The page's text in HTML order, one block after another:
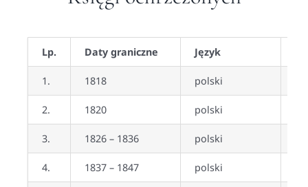
Lp. Daty graniczne Język
1. 1818 polski
2. 1820 polski
3. 1826 – 1836 polski
4. 1837 – 1847 polski